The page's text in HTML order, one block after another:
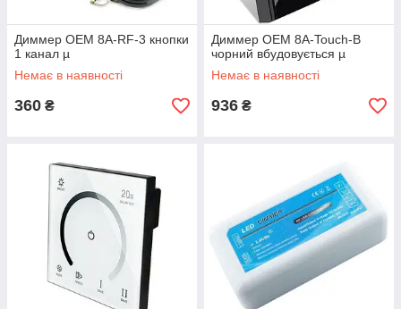
Диммер OEM 8A-RF-3 кнопки
1 канал µ
Немає в наявності
360 ₴
Диммер OEM 8A-Touch-B
чорний вбудовується µ
Немає в наявності
936 ₴